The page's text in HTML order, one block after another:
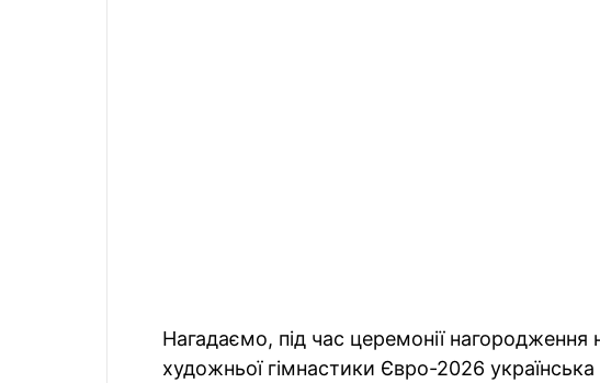
Нагадаємо, під час церемонії нагородження
художньої гімнастики Євро-2026 українська